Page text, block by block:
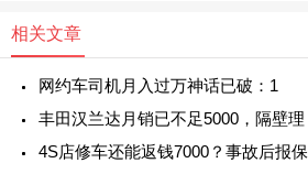
相关文章
网约车司机月入过万神话已破：1
丰田汉兰达月销已不足5000，隔壁理
4S店修车还能返钱7000？事故后报保